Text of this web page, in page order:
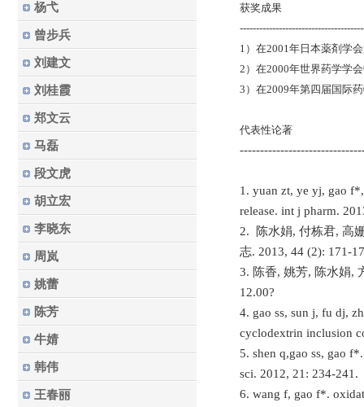
杨弋
曾步兵
刘建文
刘桂霞
郑文云
马磊
段文虎
胡立宏
李晓东
周岚
姚蕾
陈芳
牛婧
韩伟
王春丽
获奖成果
1）在2001年日本薬剤学
2）在2000年世界药学学
3）在2009年第四届国际
代表性论著
1. yuan zt, ye yj, gao
release. int j pharm.
2. 陈水娟, 付栋君, 高
志. 2013, 44 (2): 171-
3. 陈香, 姚芳, 陈水娟,
12.00?
4. gao ss, sun j, fu dj,
cyclodextrin inclusion
5. shen q,gao ss, gao
sci. 2012, 21: 234-241.
6. wang f, gao f*.